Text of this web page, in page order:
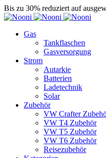
Bis zu 30% reduziert auf
Gas
Tankflaschen
Gasversorgung
Strom
Autarkie
Batterien
Ladetechnik
Solar
Zubehör
VW Crafter
VW T4 Zubehör
VW T5 Zubehör
VW T6 Zubehör
Reisezubehör